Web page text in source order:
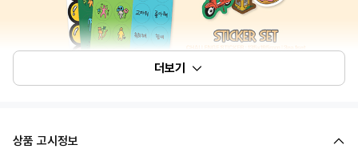
더보기
상품 고시정보